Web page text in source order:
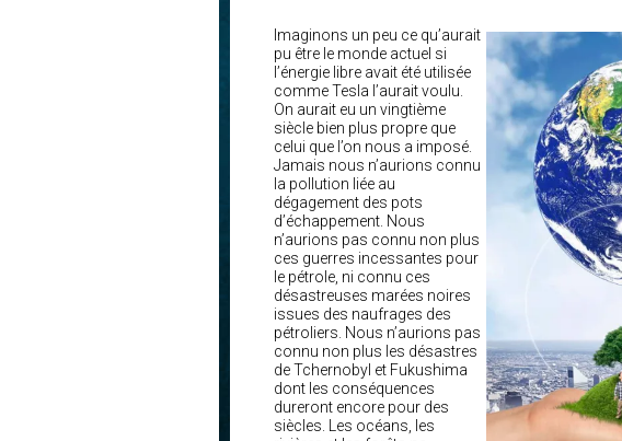
Imaginons un peu ce qu’aurait
pu être le monde actuel si
l’énergie libre avait été utilisée
comme Tesla l’aurait voulu.
On aurait eu un vingtième
siècle bien plus propre que
celui que l’on nous a imposé.
Jamais nous n’aurions connu
la pollution liée au
dégagement des pots
d’échappement. Nous
n’aurions pas connu non plus
ces guerres incessantes pour
le pétrole, ni connu ces
désastreuses marées noires
issues des naufrages des
pétroliers. Nous n’aurions pas
connu non plus les désastres
de Tchernobyl et Fukushima
dont les conséquences
dureront encore pour des
siècles. Les océans, les